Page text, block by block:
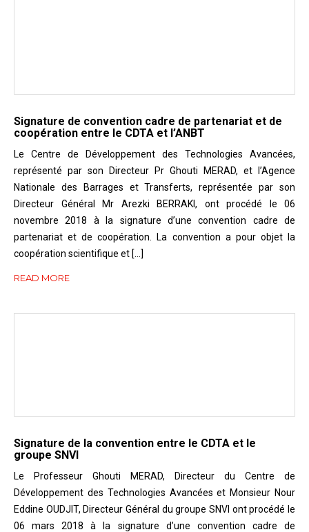
Signature de convention cadre de partenariat et de
coopération entre le CDTA et l’ANBT
Le Centre de Développement des Technologies Avancées,
représenté par son Directeur Pr Ghouti MERAD, et l’Agence
Nationale des Barrages et Transferts, représentée par son
Directeur Général Mr Arezki BERRAKI, ont procédé le 06
novembre 2018 à la signature d’une convention cadre de
partenariat et de coopération. La convention a pour objet la
coopération scientifique et […]
READ MORE
Signature de la convention entre le CDTA et le
groupe SNVI
Le Professeur Ghouti MERAD, Directeur du Centre de
Développement des Technologies Avancées et Monsieur Nour
Eddine OUDJIT, Directeur Général du groupe SNVI ont procédé le
06 mars 2018 à la signature d’une convention cadre de